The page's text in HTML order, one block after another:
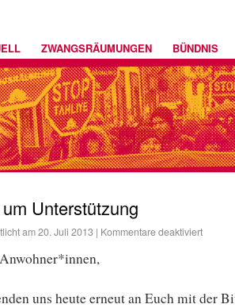
ZWANGSRÄUMUNGEN BÜNDNIS
Unterstützung
am20. Juli 2013 | Kommentare deaktiviert
uns heute erneut an Euch mit der